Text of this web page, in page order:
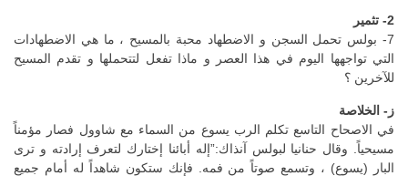
2- تثمير
7- بولس تحمل السجن و الاضطهاد محبة بالمسيح ، ما هي الاضطهادات
التي تواجهها اليوم في هذا العصر و ماذا تفعل لتتحملها و تقدم المسيح
للآخرين ؟
ز- الخلاصة
في الاصحاح التاسع تكلم الرب يسوع من السماء مع شاوول فصار مؤمناً
مسيحياً. وقال حنانيا لبولس آنذاك:”إله أبائنا إختارك لتعرف إرادته و ترى
البار (يسوع) ، وتسمع صوتاً من فمه. فإنك ستكون شاهداً له أمام جميع